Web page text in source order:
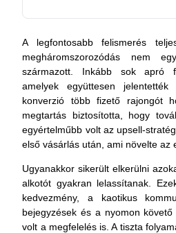
A legfontosabb felismerés
megháromszorozódás nem
származott. Inkább sok apró
amelyek együttesen
konverzió több fizető rajongót
megtartás biztosította, hogy
egyértelműbb volt az upsell-
első vásárlás után, ami növelte az
Ugyanakkor sikerült elkerülni
alkotót gyakran lelassítanak.
kedvezmény, a kaotikus
bejegyzések és a nyomon
volt a megfelelés is. A tiszta